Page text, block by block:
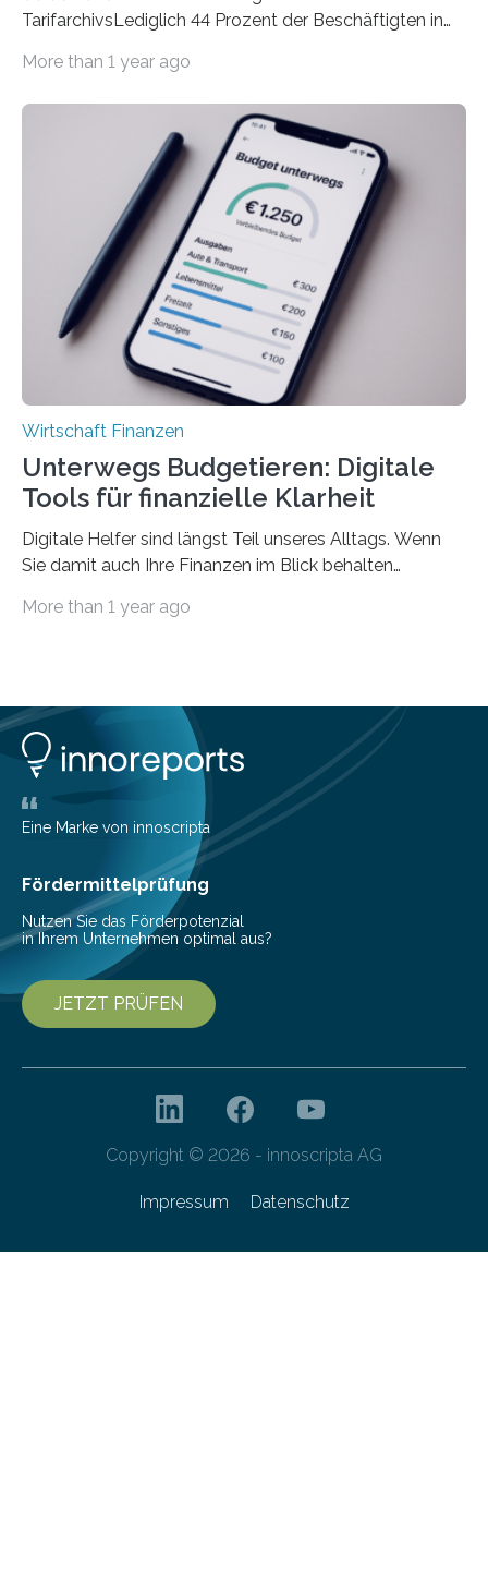
TarifarchivsLediglich 44 Prozent der Beschäftigten in
tarifgebundenen Betrieben ist der Anteil mit 72 Prozent
Unterkünfte fast überall deutlich teurer geworden. Für
viele Beschäftigte ist deshalb das zumeist im Juni oder
Juli ausgezahlte Urlaubsgeld ein wichtiger Faktor, um
sich den wohlverdienten Jahresurlaub leisten zu
können. Allerdings erhält mit 44 Prozent noch nicht
einmal die Hälfte aller Beschäftigten in der
Privatwirtschaft Urlaubsgeld. Zu diesem…
More than 1 year ago
Wirtschaft Finanzen
Unterwegs Budgetieren: Digitale
Tools für finanzielle Klarheit
Digitale Helfer sind längst Teil unseres Alltags. Wenn
Sie damit auch Ihre Finanzen im Blick behalten
die genau das ermöglichen: Sie helfen Ihnen, Ausgaben
Lösungen interessieren. 1. Multibanking-Tools: Alle
Konten auf einen Blick Viele Banken bieten bereits in
ihrem Online-Banking eine Multibanking-Funktion an,
mit der sich Konten bei anderen Banken…
More than 1 year ago
Eine Marke von innoscripta
Fördermittelprüfung
Nutzen Sie das Förderpotenzial
in Ihrem Unternehmen optimal aus?
JETZT PRÜFEN
Copyright © 2026 - innoscripta AG
Impressum Datenschutz